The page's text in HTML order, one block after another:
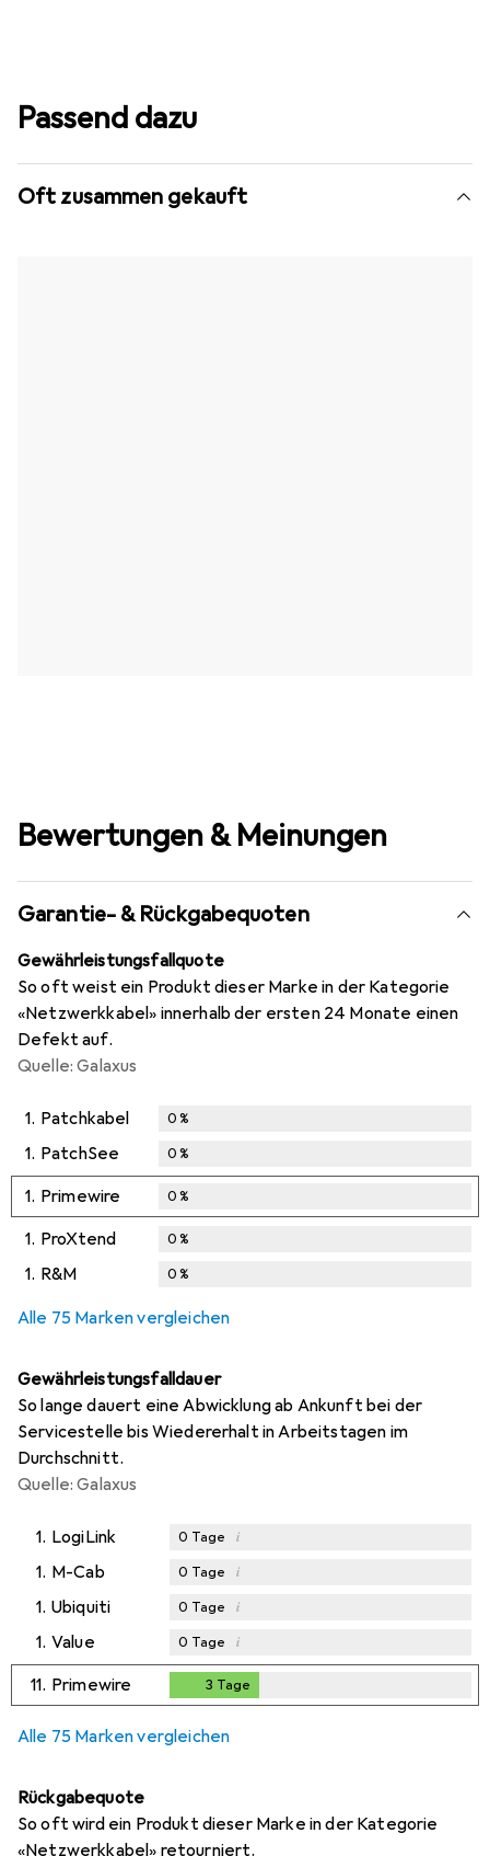
Passend dazu
Oft zusammen gekauft
Bewertungen & Meinungen
Garantie- & Rückgabequoten
Gewährleistungsfallquote
So oft weist ein Produkt dieser Marke in der Kategorie
«Netzwerkkabel» innerhalb der ersten 24 Monate einen
Defekt auf.
Quelle: Galaxus
1. Patchkabel 0%
1. PatchSee 0%
1. Primewire 0%
1. ProXtend 0%
1. R&M 0%
Alle 75 Marken vergleichen
Gewährleistungsfalldauer
So lange dauert eine Abwicklung ab Ankunft bei der
Servicestelle bis Wiedererhalt in Arbeitstagen im
Durchschnitt.
Quelle: Galaxus
1. LogiLink 0 Tage i
1. M-Cab 0 Tage i
1. Ubiquiti 0 Tage i
1. Value 0 Tage i
11. Primewire 3 Tage
Alle 75 Marken vergleichen
Rückgabequote
So oft wird ein Produkt dieser Marke in der Kategorie
«Netzwerkkabel» retourniert.